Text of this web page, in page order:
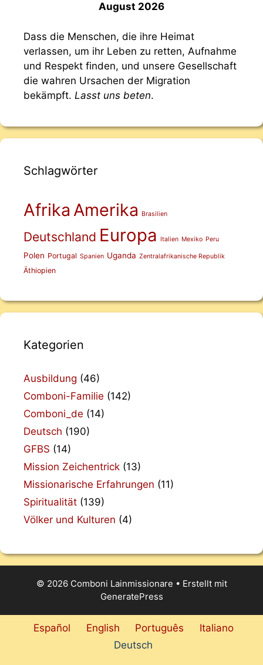
August 2026
Dass die Menschen, die ihre Heimat
verlassen, um ihr Leben zu retten, Aufnahme
und Respekt finden, und unsere Gesellschaft
die wahren Ursachen der Migration
bekämpft. Lasst uns beten.
Schlagwörter
Afrika Amerika Brasilien
Deutschland Europa Italien Mexiko Peru
Polen Portugal Spanien Uganda Zentralafrikanische Republik
Äthiopien
Kategorien
Ausbildung (46)
Comboni-Familie (142)
Comboni_de (14)
Deutsch (190)
GFBS (14)
Mission Zeichentrick (13)
Missionarische Erfahrungen (11)
Spiritualität (139)
Völker und Kulturen (4)
© 2026 Comboni Lainmissionare • Erstellt mit
GeneratePress
Español English Português
Italiano
Deutsch